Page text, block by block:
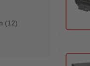
(12)